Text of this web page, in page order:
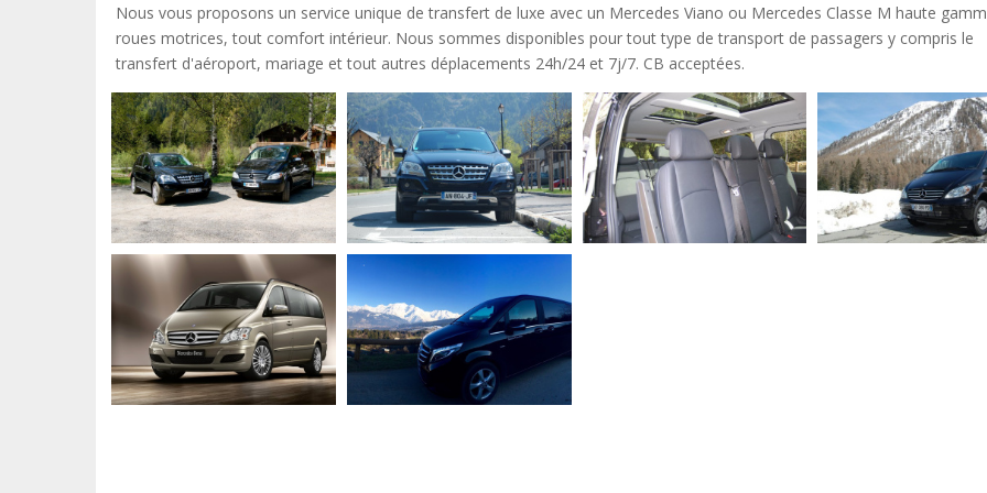
Nous vous proposons un service unique de transfert de luxe avec un Mercedes Viano ou Mercedes Classe M haute
roues motrices, tout comfort intérieur. Nous sommes disponibles pour tout type de transport de passagers y compris le
transfert d'aéroport, mariage et tout autres déplacements 24h/24 et 7j/7. CB acceptées.